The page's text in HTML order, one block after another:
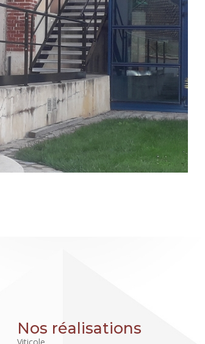
Nos réalisations
Viticole